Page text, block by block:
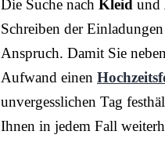
Die Suche nach Kleid und
Schreiben der
Anspruch. Damit Sie
Aufwand einen
unvergesslichen Tag
Ihnen in jedem Fall